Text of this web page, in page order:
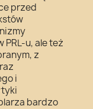
przed
u, ale też
z
i
bardzo